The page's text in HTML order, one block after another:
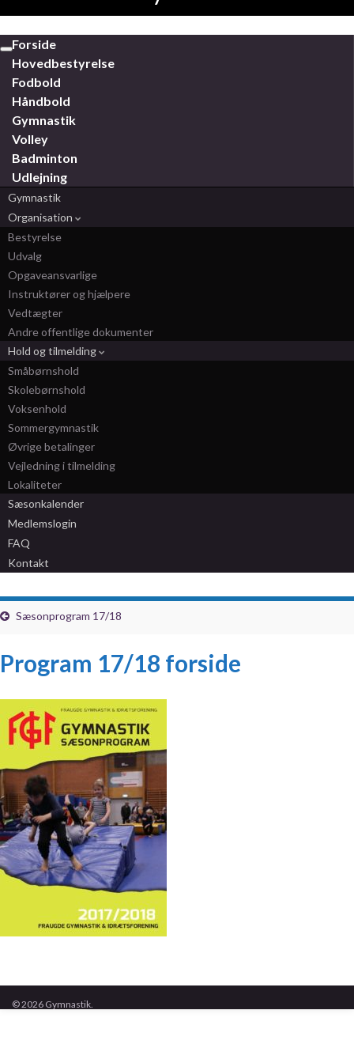
Toggle
navigation
Forside
Hovedbestyrelse
Fodbold
Håndbold
Gymnastik
Volley
Badminton
Udlejning
Gymnastik
Organisation
Bestyrelse
Udvalg
Opgaveansvarlige
Instruktører og hjælpere
Vedtægter
Andre offentlige dokumenter
Hold og tilmelding
Småbørnshold
Skolebørnshold
Voksenhold
Sommergymnastik
Øvrige betalinger
Vejledning i tilmelding
Lokaliteter
Sæsonkalender
Medlemslogin
FAQ
Kontakt
Sæsonprogram 17/18
Program 17/18 forside
© 2026 Gymnastik.